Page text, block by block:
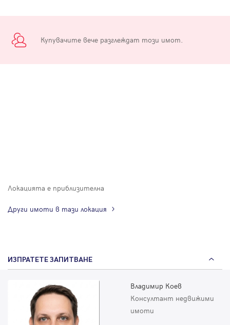
Купувачите вече разглеждат този имот.
Локацията е приблизителна
Други имоти в тази локация
ИЗПРАТЕТЕ ЗАПИТВАНЕ
Владимир Коев
Консултант недвижими
имоти